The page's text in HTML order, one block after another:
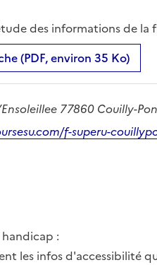
des informations de la
(PDF, environ 35 Ko)
77860 Couilly-
f-superu-
:
les infos d'accessibilité